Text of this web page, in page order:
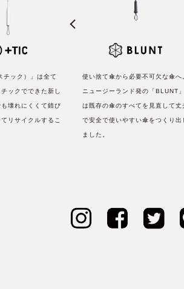
チック）」は全て
ックでできた新し
壊れにくくて錆び
リサイクルするこ
使い捨て傘から必要不可欠な傘へ
ニュージーランド発の「BLUNT」
は既存の傘のすべてを見直して丈
で安全で使いやすい傘をつくり出
ました。